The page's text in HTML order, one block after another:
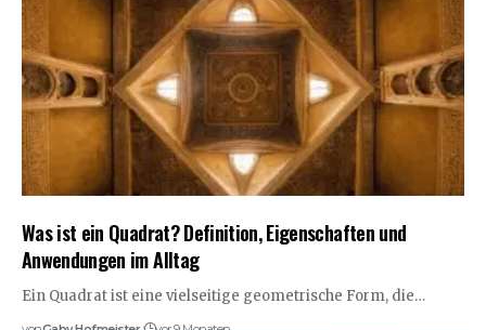
Was ist ein Quadrat? Definition, Eigenschaften und
Anwendungen im Alltag
Ein Quadrat ist eine vielseitige geometrische Form, die…